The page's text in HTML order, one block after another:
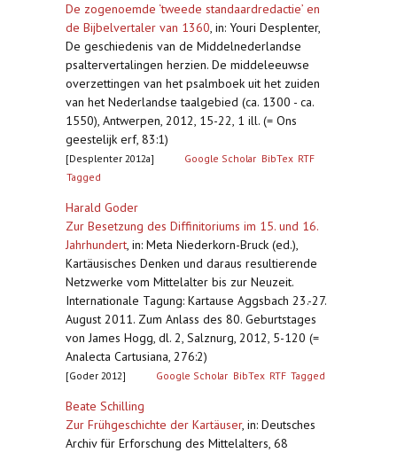
De zogenoemde ‘tweede standaardredactie’ en
de Bijbelvertaler van 1360, in: Youri Desplenter,
De geschiedenis van de Middelnederlandse
psaltervertalingen herzien. De middeleeuwse
overzettingen van het psalmboek uit het zuiden
van het Nederlandse taalgebied (ca. 1300 - ca.
1550), Antwerpen, 2012, 15-22, 1 ill. (= Ons
geestelijk erf, 83:1)
[Desplenter 2012a] Google Scholar BibTex RTF
Tagged
Harald Goder
Zur Besetzung des Diffinitoriums im 15. und 16.
Jahrhundert, in: Meta Niederkorn-Bruck (ed.),
Kartäusisches Denken und daraus resultierende
Netzwerke vom Mittelalter bis zur Neuzeit.
Internationale Tagung: Kartause Aggsbach 23.-27.
August 2011. Zum Anlass des 80. Geburtstages
von James Hogg, dl. 2, Salznurg, 2012, 5-120 (=
Analecta Cartusiana, 276:2)
[Goder 2012] Google Scholar BibTex RTF Tagged
Beate Schilling
Zur Frühgeschichte der Kartäuser, in: Deutsches
Archiv für Erforschung des Mittelalters, 68